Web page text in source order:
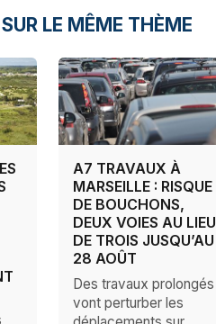
LE MÊME THÈME
A7 TRAVAUX À
MARSEILLE : RISQUE
DE BOUCHONS,
DEUX VOIES AU LIEU
DE TROIS JUSQU’AU
28 AOÛT
Des travaux prolongés
vont perturber les